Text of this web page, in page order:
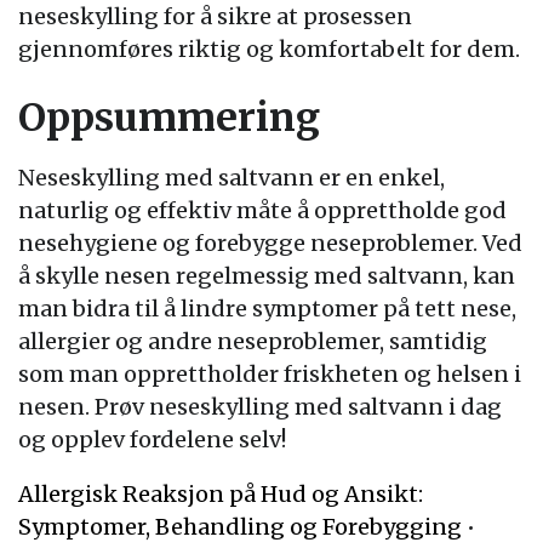
neseskylling for å sikre at prosessen
gjennomføres riktig og komfortabelt for dem.
Oppsummering
Neseskylling med saltvann er en enkel,
naturlig og effektiv måte å opprettholde god
nesehygiene og forebygge neseproblemer. Ved
å skylle nesen regelmessig med saltvann, kan
man bidra til å lindre symptomer på tett nese,
allergier og andre neseproblemer, samtidig
som man opprettholder friskheten og helsen i
nesen. Prøv neseskylling med saltvann i dag
og opplev fordelene selv!
Allergisk Reaksjon på Hud og Ansikt:
Symptomer, Behandling og Forebygging •